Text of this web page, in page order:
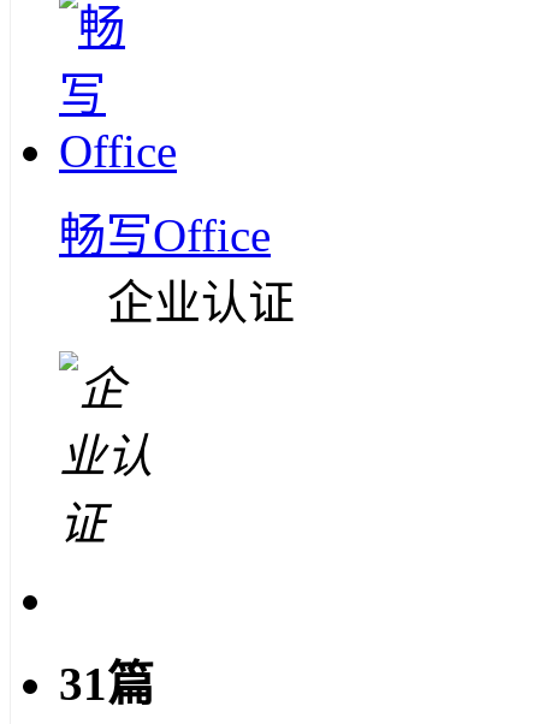
畅写Office
企业认证
31篇